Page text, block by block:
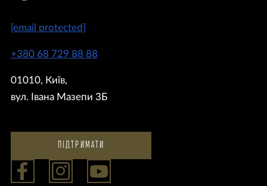
[email protected]
+380 68 729 88 88
01010, Київ,
вул. Івана Мазепи 3Б
ПІДТРИМАТИ